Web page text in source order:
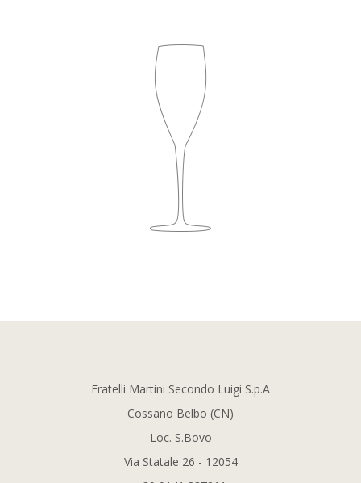
Fratelli Martini Secondo Luigi S.p.A
Cossano Belbo (CN)
Loc. S.Bovo
Via Statale 26 - 12054